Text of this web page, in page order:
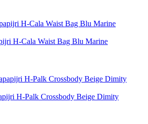
H-Cala Waist Bag Blu Marine
H-Palk Crossbody Beige Dimity